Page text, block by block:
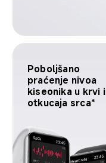
Poboljšano
praćenje nivoa
kiseonika u krvi i
otkucaja srca*